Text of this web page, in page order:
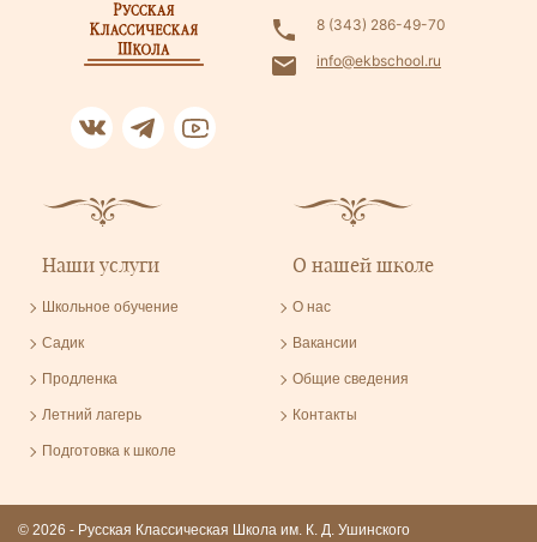
8 (343) 286-49-70
info@ekbschool.ru
Наши услуги
Школьное обучение
Садик
Продленка
Летний лагерь
Подготовка к школе
О нашей школе
О нас
Вакансии
Общие сведения
Контакты
© 2026 - Русская Классическая Школа им. К. Д. Ушинского